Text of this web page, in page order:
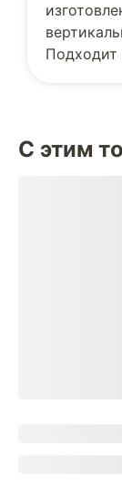
Подходит
С этим